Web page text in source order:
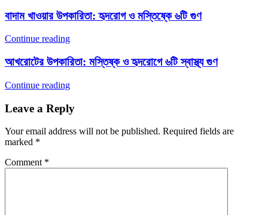
বাদাম খাওয়ার উপকারিতা: হৃদরোগ ও মস্তিষ্কে ৬টি গুণ
Continue reading
আখরোটের উপকারিতা: মস্তিষ্ক ও হৃদরোগে ৬টি স্বাস্থ্য গুণ
Continue reading
Leave a Reply
Your email address will not be published. Required fields are
marked *
Comment *